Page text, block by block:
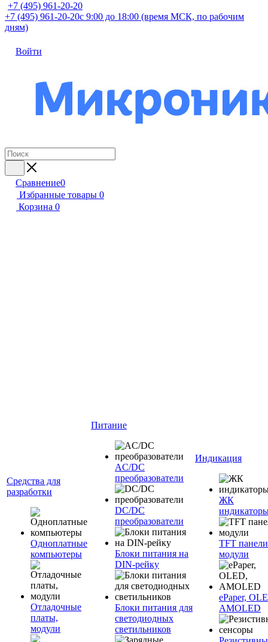
+7 (495) 961-20-20
+7 (495) 961-20-20с 9:00 до 18:00 (время МСК, по рабочим
дням)
Войти
Сравнение0
Избранные товары 0
Корзина 0
Средства для
разработки
Одноплатные
компьютеры
Отладочные
платы,
модули
Питание
AC/DC
преобразователи
DC/DC
преобразователи
Блоки питания на
DIN-рейку
Блоки питания для
светодиодных
светильников
Индикация
ЖК
TFT
модули
ePaper,
AMOLED